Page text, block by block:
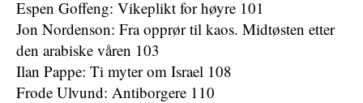
Espen Goffeng: Vikeplikt for høyre 101
Jon Nordenson: Fra opprør til kaos. Midtøsten etter
den arabiske våren 103
Ilan Pappe: Ti myter om Israel 108
Frode Ulvund: Antiborgere 110